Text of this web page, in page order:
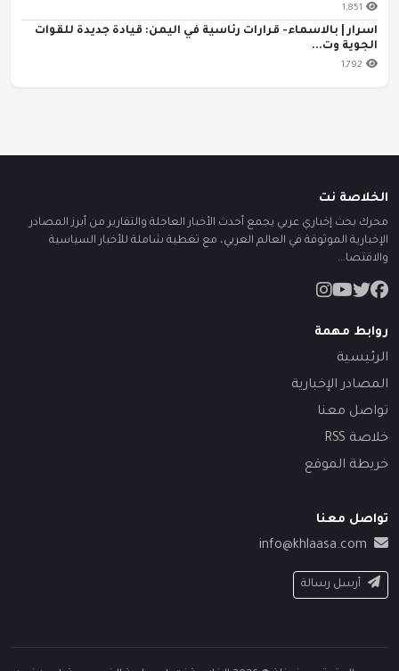
1,851
اسرار | بالاسماء- قرارات رئاسية في اليمن: قيادة جديدة للقوات
الجوية وت...
1,792
الخلاصة نت
محرك بحث إخباري عربي يجمع أحدث الأخبار العاجلة والتقارير من أبرز المصادر
الإخبارية الموثوقة في العالم العربي، مع تغطية شاملة للأخبار السياسية
والاقتصا...
روابط مهمة
الرئيسية
المصادر الإخبارية
تواصل معنا
خلاصة RSS
خريطة الموقع
تواصل معنا
info@khlaasa.com
أرسل رسالة